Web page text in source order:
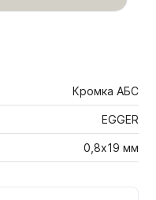
Кромка АБС
EGGER
0,8х19 мм